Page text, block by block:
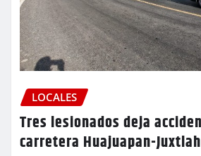
LOCALES
Tres lesionados deja
carretera Huajuapan-